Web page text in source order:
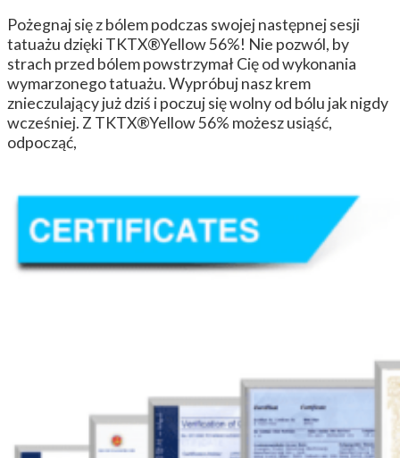
Pożegnaj się z bólem podczas swojej następnej sesji
tatuażu dzięki TKTX®Yellow 56%! Nie pozwól, by
strach przed bólem powstrzymał Cię od wykonania
wymarzonego tatuażu. Wypróbuj nasz krem
znieczulający już dziś i poczuj się wolny od bólu jak nigdy
wcześniej. Z TKTX®Yellow 56% możesz usiąść,
odpocząć,